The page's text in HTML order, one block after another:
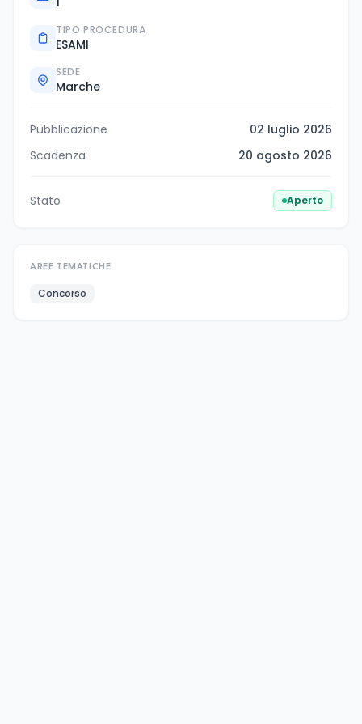
TIPO PROCEDURA
ESAMI
SEDE
Marche
Pubblicazione
02 luglio 2026
Scadenza
20 agosto 2026
Stato Aperto
AREE TEMATICHE
Concorso